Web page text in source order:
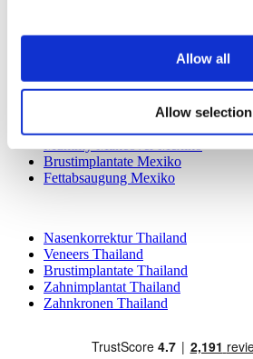
Allow all
Allow selection
Masterpiece Hospital
Kamol Cosmetic Hospital
Beliebte Behandlungen in Mexiko
Zahnimplantat Mexiko
Bauchstraffung Mexiko
Mummy Makeover Mexiko
Brustimplantate Mexiko
Fettabsaugung Mexiko
Nasenkorrektur Thailand
Veneers Thailand
Brustimplantate Thailand
Zahnimplantat Thailand
Zahnkronen Thailand